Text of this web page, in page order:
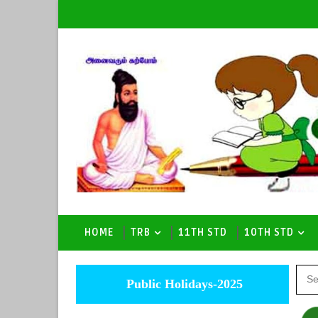
HOME TRB 11TH STD 10TH STD
Public Holidays-2025